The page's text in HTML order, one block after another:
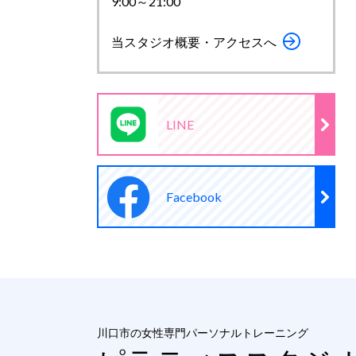
当スタジオ概要・アクセスへ
LINE
Facebook
川口市の女性専門パーソナルトレーニング